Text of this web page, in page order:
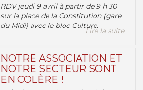
RDV jeudi 9 avril à partir de 9 h 30
sur la place de la Constitution (gare
du Midi) avec le bloc Culture.
Lire la suite
NOTRE ASSOCIATION ET
NOTRE SECTEUR SONT
EN COLÈRE !